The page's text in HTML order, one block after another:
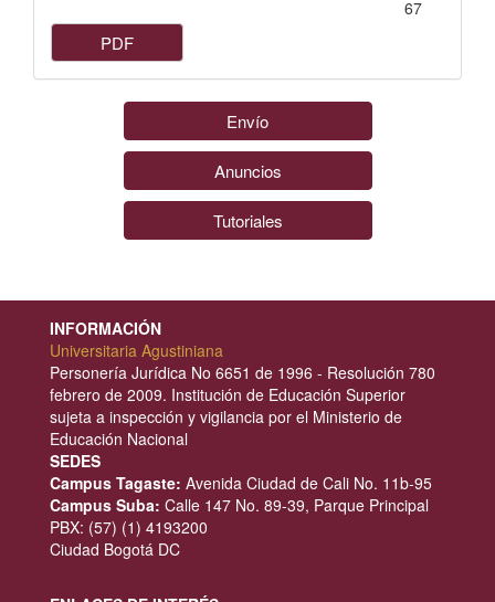
67
PDF
Envío
Anuncios
Tutoriales
INFORMACIÓN
Universitaria Agustiniana
Personería Jurídica No 6651 de 1996 - Resolución 780
febrero de 2009. Institución de Educación Superior
sujeta a inspección y vigilancia por el Ministerio de
Educación Nacional
SEDES
Campus Tagaste: Avenida Ciudad de Cali No. 11b-95
Campus Suba: Calle 147 No. 89-39, Parque Principal
PBX: (57) (1) 4193200
Ciudad Bogotá DC